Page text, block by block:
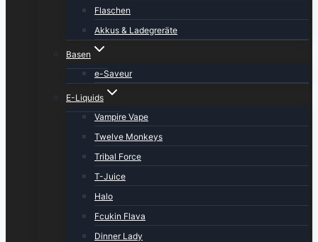
Flaschen
Akkus & Ladegreräte
Basen
e-Saveur
E-Liquids
Vampire Vape
Twelve Monkeys
Tribal Force
T-Juice
Halo
Fcukin Flava
Dinner Lady